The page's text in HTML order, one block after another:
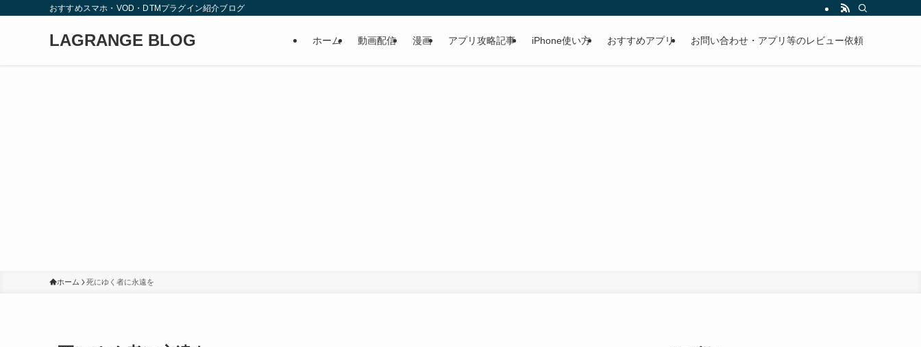
おすすめスマホ・VOD・DTMプラグイン紹介ブログ
LAGRANGE BLOG ホーム 動画配信 漫画 アプリ攻略記事 iPhone使い方 おすすめアプリ お問い合わせ・アプリ等のレビュー依頼
ホーム 死にゆく者に永遠を